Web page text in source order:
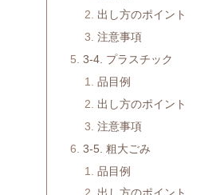
出し方のポイント
注意事項
3-4. プラスチック
品目例
出し方のポイント
注意事項
3-5. 粗大ごみ
品目例